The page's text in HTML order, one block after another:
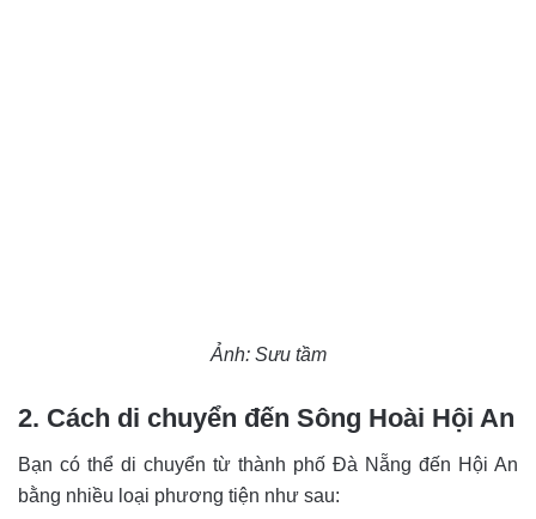
Ảnh: Sưu tầm
2. Cách di chuyển đến Sông Hoài Hội An
Bạn có thể di chuyển từ thành phố Đà Nẵng đến Hội An
bằng nhiều loại phương tiện như sau: